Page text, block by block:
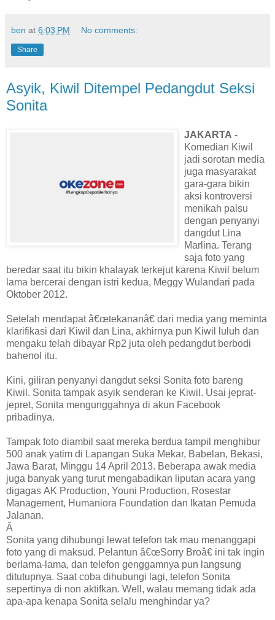
ben at 6:03 PM No comments:
Share
Asyik, Kiwil Ditempel Pedangdut Seksi
Sonita
JAKARTA -
Komedian Kiwil
jadi sorotan media
juga masyarakat
gara-gara bikin
aksi kontroversi
menikah palsu
dengan penyanyi
dangdut Lina
Marlina. Terang
saja foto yang
beredar saat itu bikin khalayak terkejut karena Kiwil belum
lama bercerai dengan istri kedua, Meggy Wulandari pada
Oktober 2012.
Setelah mendapat â€œtekananâ€ dari media yang meminta
klarifikasi dari Kiwil dan Lina, akhirnya pun Kiwil luluh dan
mengaku telah dibayar Rp2 juta oleh pedangdut berbodi
bahenol itu.
Kini, giliran penyanyi dangdut seksi Sonita foto bareng
Kiwil. Sonita tampak asyik senderan ke Kiwil. Usai jeprat-
jepret, Sonita mengunggahnya di akun Facebook
pribadinya.
Tampak foto diambil saat mereka berdua tampil menghibur
500 anak yatim di Lapangan Suka Mekar, Babelan, Bekasi,
Jawa Barat, Minggu 14 April 2013. Beberapa awak media
juga banyak yang turut mengabadikan liputan acara yang
digagas AK Production, Youni Production, Rosestar
Management, Humaniora Foundation dan Ikatan Pemuda
Jalanan.
Â
Sonita yang dihubungi lewat telefon tak mau menanggapi
foto yang di maksud. Pelantun â€œSorry Broâ€ ini tak ingin
berlama-lama, dan telefon genggamnya pun langsung
ditutupnya. Saat coba dihubungi lagi, telefon Sonita
sepertinya di non aktifkan. Well, walau memang tidak ada
apa-apa kenapa Sonita selalu menghindar ya?